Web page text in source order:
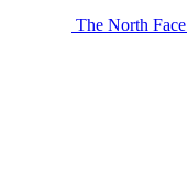
The North Face